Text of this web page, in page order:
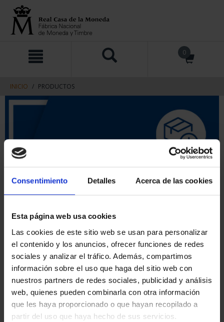
Consentimiento Detalles Acerca de las cookies
Esta página web usa cookies
Las cookies de este sitio web se usan para personalizar
el contenido y los anuncios, ofrecer funciones de redes
sociales y analizar el tráfico. Además, compartimos
información sobre el uso que haga del sitio web con
nuestros partners de redes sociales, publicidad y análisis
web, quienes pueden combinarla con otra información
que les haya proporcionado o que hayan recopilado a
partir del uso que haya hecho de sus servicios.
contenido
navegacin
0
INICIO PRODUCTOS
ORDENAR POR:
REFINAR